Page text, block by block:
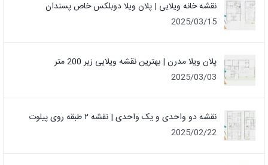
نقشه خانه ویلایی | پلان ویلا دوبلکس خاص پسندان
2025/03/15
پلان ویلا مدرن | بهترین نقشه ویلایی زیر 200 متر
2025/03/03
نقشه دو واحدی و یک واحدی | نقشه ۲ طبقه روی پیلوت
2025/02/22